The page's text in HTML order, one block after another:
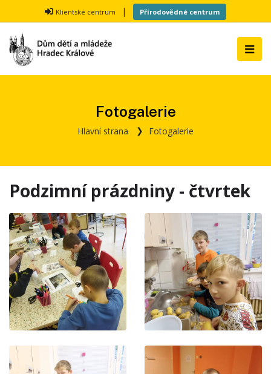
Klientské centrum | Přírodovědné centrum
Fotogalerie
Hlavní strana Fotogalerie
Podzimní prázdniny - čtvrtek